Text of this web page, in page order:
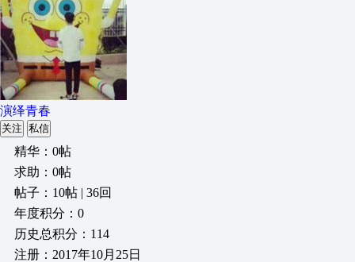
演绎青春
关注 私信
精华：0帖
求助：0帖
帖子：10帖 | 36回
年度积分：0
历史总积分：114
注册：2017年10月25日